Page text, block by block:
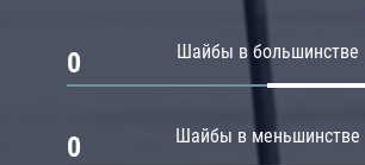
Шайбы в большинстве
0
Шайбы в меньшинстве
0